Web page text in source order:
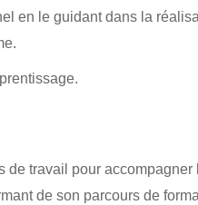
en le guidant dans la
travail pour accompagner
de son parcours de